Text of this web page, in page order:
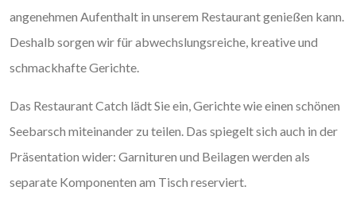
angenehmen Aufenthalt in unserem Restaurant genießen kann.
Deshalb sorgen wir für abwechslungsreiche, kreative und
schmackhafte Gerichte.
Das Restaurant Catch lädt Sie ein, Gerichte wie einen schönen
Seebarsch miteinander zu teilen. Das spiegelt sich auch in der
Präsentation wider: Garnituren und Beilagen werden als
separate Komponenten am Tisch reserviert.